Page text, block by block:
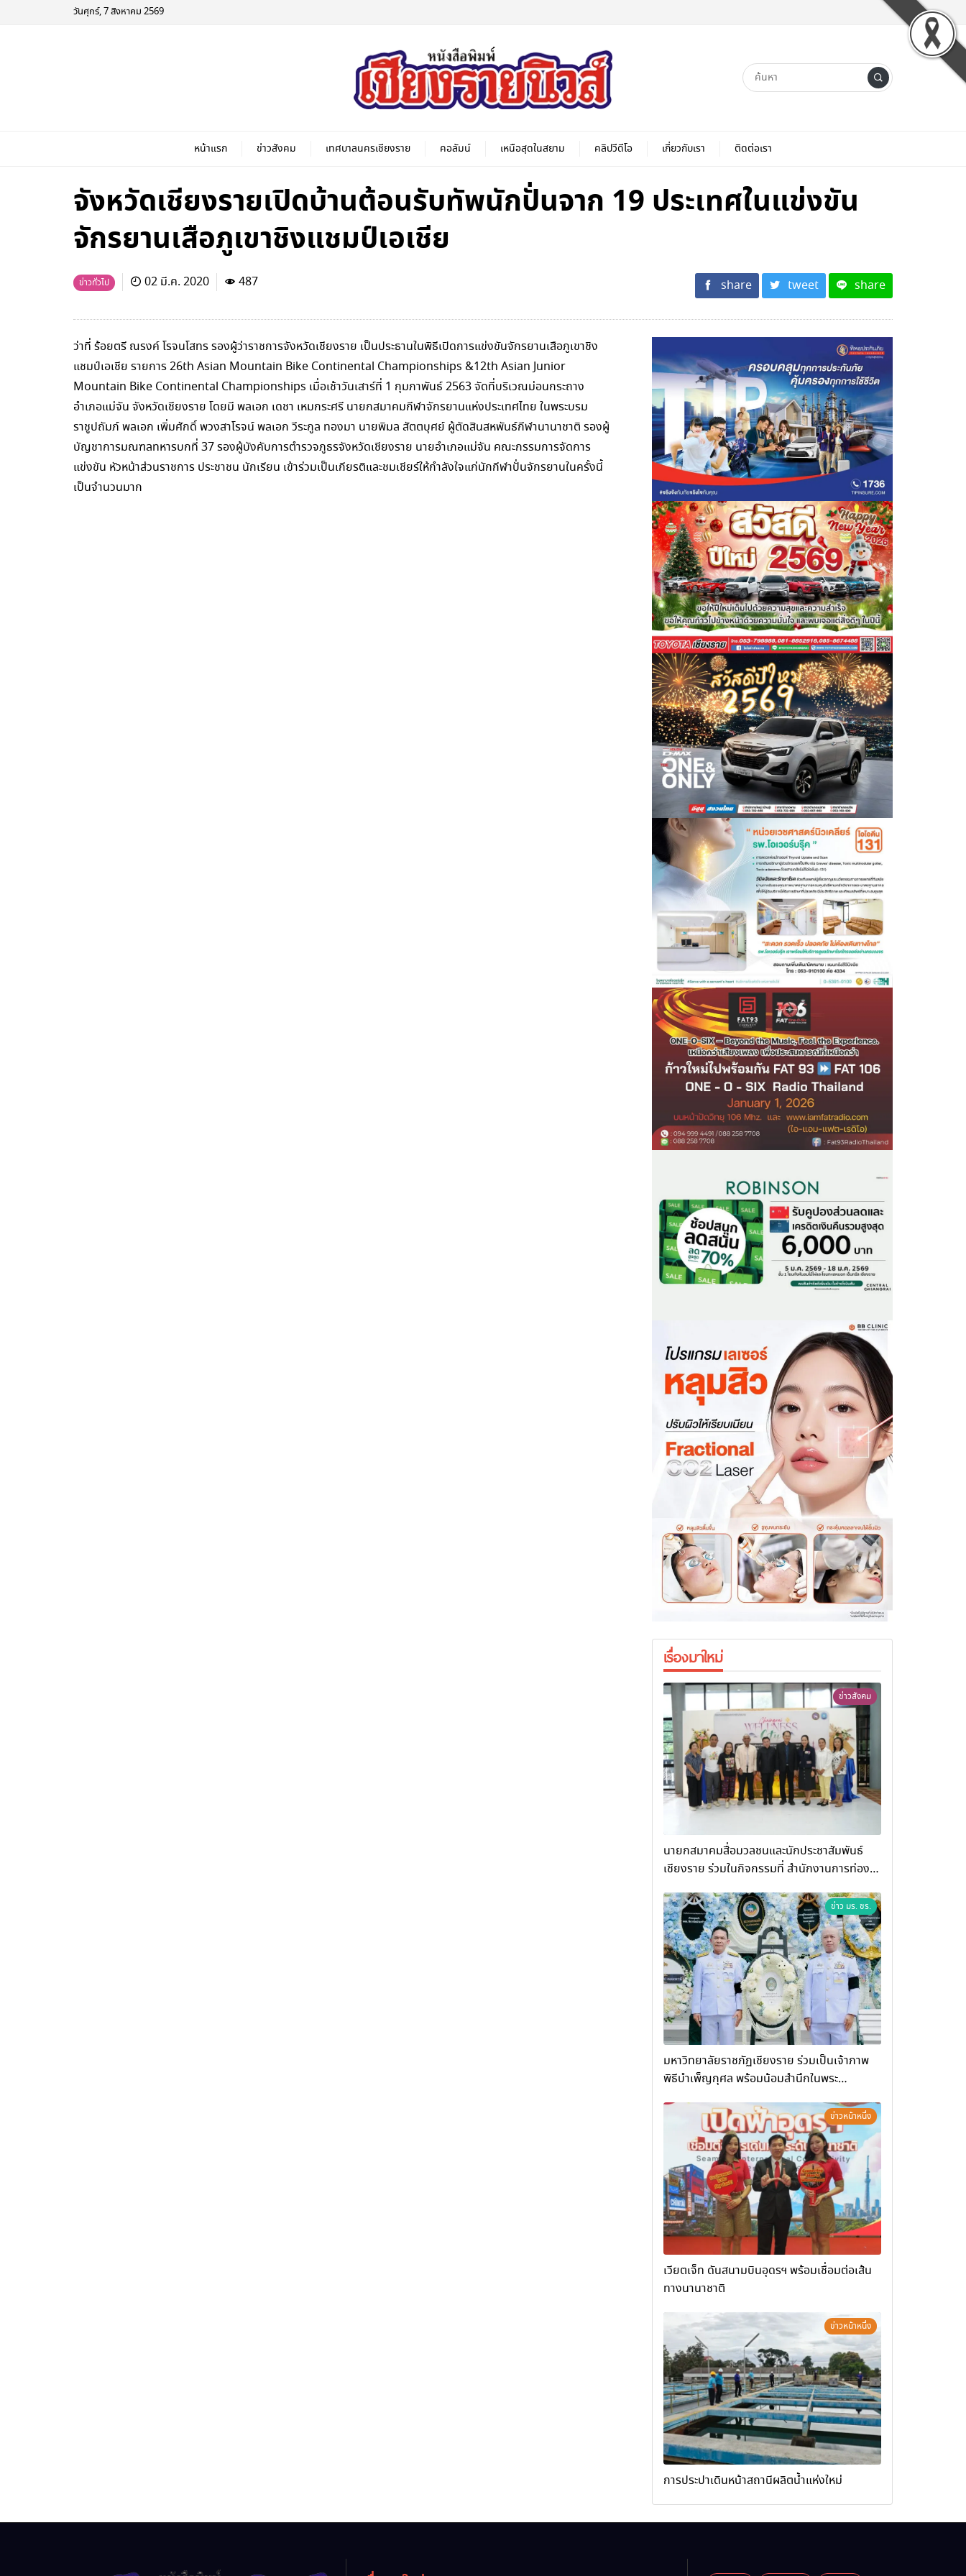
วันศุกร์, 7 สิงหาคม 2569
หน้าแรก ข่าวสังคม เทศบาลนครเชียงราย คอลัมน์ เหนือสุดในสยาม คลิปวีดีโอ เกี่ยวกับเรา ติดต่อเรา
จังหวัดเชียงรายเปิดบ้านต้อนรับทัพนักปั่นจาก 19 ประเทศในแข่งขัน
จักรยานเสือภูเขาชิงแชมป์เอเชีย
ข่าวทั่วไป 02 มี.ค. 2020 487 share tweet share
ว่าที่ ร้อยตรี ณรงค์ โรจนโสทร รองผู้ว่าราชการจังหวัดเชียงราย เป็นประธานในพิธีเปิดการแข่งขันจักรยานเสือภูเขาชิง
แชมป์เอเชีย รายการ 26th Asian Mountain Bike Continental Championships &12th Asian Junior
Mountain Bike Continental Championships เมื่อเช้าวันเสาร์ที่ 1 กุมภาพันธ์ 2563 จัดที่บริเวณม่อนกระถาง
อำเภอแม่จัน จังหวัดเชียงราย โดยมี พลเอก เดชา เหมกระศรี นายกสมาคมกีฬาจักรยานแห่งประเทศไทย ในพระบรม
ราชูปถัมภ์ พลเอก เพิ่มศักดิ์ พวงสาโรจน์ พลเอก วีระกูล ทองมา นายพิมล สัตตบุศย์ ผู้ตัดสินสหพันธ์กีฬานานาชาติ รองผู้
บัญชาการมณฑลทหารบกที่ 37 รองผู้บังคับการตำรวจภูธรจังหวัดเชียงราย นายอำเภอแม่จัน คณะกรรมการจัดการ
แข่งขัน หัวหน้าส่วนราชการ ประชาชน นักเรียน เข้าร่วมเป็นเกียรติและชมเชียร์ให้กำลังใจแก่นักกีฬาปั่นจักรยานในครั้งนี้
เป็นจำนวนมาก
เรื่องมาใหม่
ข่าวสังคม
นายกสมาคมสื่อมวลชนและนักประชาสัมพันธ์
เชียงราย ร่วมในกิจกรรมที่ สำนักงานการท่อง
“การพัฒนาศักยภาพผู้ประกอบการและเครือข่าย
ธุรกิจ Wellness สู่การเติบโตอย่างยั่งยืน
(Chiang Rai Wellness Business
Academy)”
ข่าว มร. ชร.
มหาวิทยาลัยราชภัฏเชียงราย ร่วมเป็นเจ้าภาพ
พิธีบำเพ็ญกุศล พร้อมน้อมสำนึกในพระ
ข่าวหน้าหนึ่ง
เวียตเจ็ท ดันสนามบินอุดรฯ พร้อมเชื่อมต่อเส้น
ทางนานาชาติ
ข่าวหน้าหนึ่ง
การประปาเดินหน้าสถานีผลิตน้ำแห่งใหม่